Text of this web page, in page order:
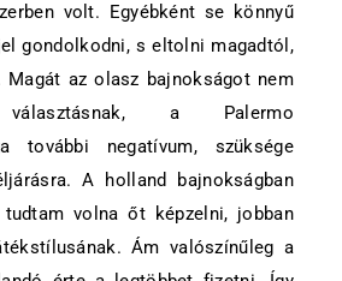
volt. Egyébként se könnyű
gondolkodni, s eltolni magadtól,
Magát az olasz bajnokságot nem
a Palermo
további negatívum, szüksége
A holland bajnokságban
volna őt képzelni, jobban
Ám valószínűleg a